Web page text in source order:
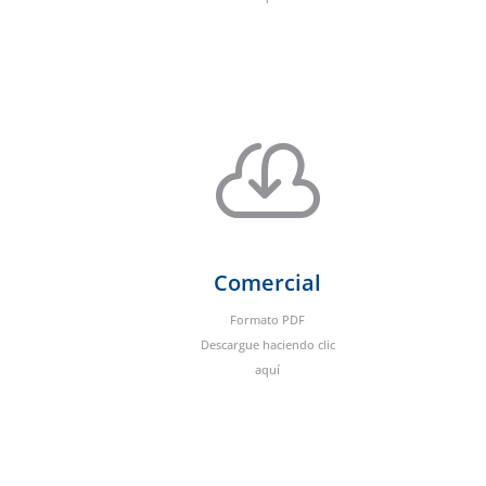

Comercial
Formato PDF
Descargue haciendo clic
aquí